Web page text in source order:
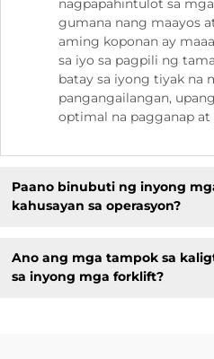
gumana nang maayos
aming koponan ay
sa iyo sa pagpili ng
batay sa iyong tiyak na
pangangailangan,
optimal na pagganap
Paano binubuti ng inyong
kahusayan sa operasyon?
Ano ang mga tampok sa
sa inyong mga forklift?